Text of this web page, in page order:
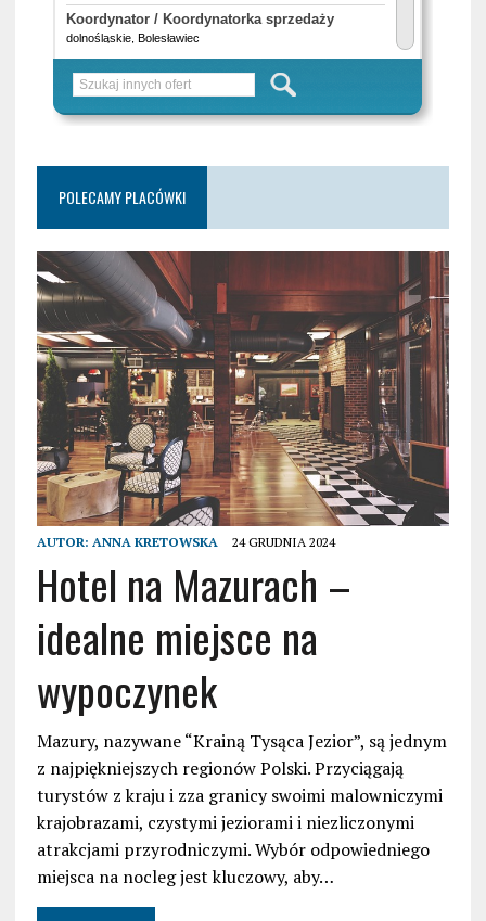
POLECAMY PLACÓWKI
AUTOR: ANNA KRETOWSKA 24 GRUDNIA 2024
Hotel na Mazurach –
idealne miejsce na
wypoczynek
Mazury, nazywane “Krainą Tysąca Jezior”, są jednym
z najpiękniejszych regionów Polski. Przyciągają
turystów z kraju i zza granicy swoimi malowniczymi
krajobrazami, czystymi jeziorami i niezliczonymi
atrakcjami przyrodniczymi. Wybór odpowiedniego
miejsca na nocleg jest kluczowy, aby…